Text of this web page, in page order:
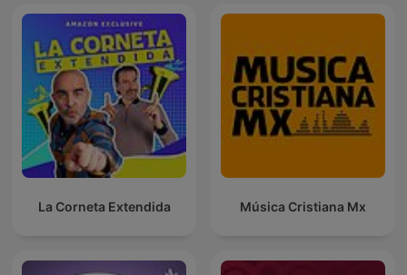
La Corneta Extendida Música Cristiana Mx